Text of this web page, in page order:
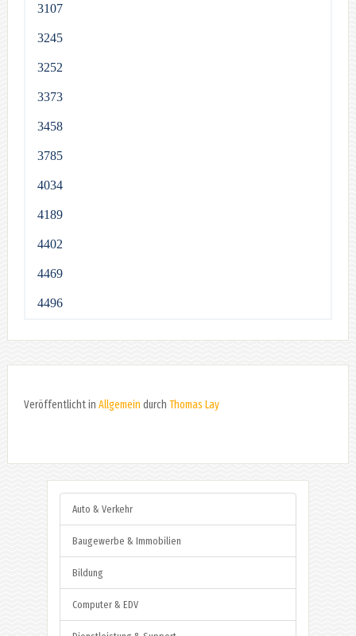
3107
3245
3252
3373
3458
3785
4034
4189
4402
4469
4496
Veröffentlicht in Allgemein durch Thomas Lay
Auto & Verkehr
Baugewerbe & Immobilien
Bildung
Computer & EDV